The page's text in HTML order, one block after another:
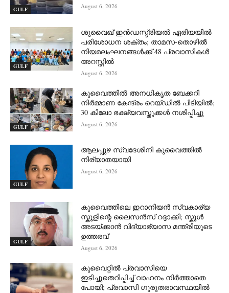
GULF August 6, 2026
GULF
ശുവൈഖ് ഇൻഡസ്ട്രിയൽ ഏരിയയിൽ
പരിശോധന ശക്തം; താമസ-തൊഴിൽ
നിയമലംഘനങ്ങൾക്ക് 48 പ്രവാസികൾ
അറസ്റ്റിൽ
August 6, 2026
GULF
കുവൈത്തിൽ അനധികൃത ബേക്കറി
നിർമ്മാണ കേന്ദ്രം റെയ്ഡിൽ പിടിയിൽ;
30 കിലോ ഭക്ഷ്യവസ്തുക്കൾ നശിപ്പിച്ചു
August 6, 2026
GULF
ആലപ്പുഴ സ്വദേശിനി കുവൈത്തിൽ
നിര്യാതയായി
August 6, 2026
GULF
കുവൈത്തിലെ ഇറാനിയൻ സ്വകാര്യ
സ്കൂളിന്റെ ലൈസൻസ് റദ്ദാക്കി; സ്കൂൾ
അടയ്ക്കാൻ വിദ്യാഭ്യാസ മന്ത്രിയുടെ
ഉത്തരവ്
August 6, 2026
കുവൈറ്റിൽ പ്രവാസിയെ
ഇടിച്ചുതെറിപ്പിച്ച് വാഹനം നിർത്താതെ
പോയി; പ്രവാസി ഗുരുതരാവസ്ഥയിൽ